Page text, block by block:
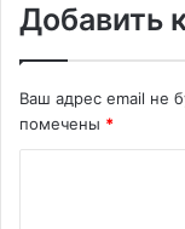
Добавить
Ваш адрес email не
помечены *